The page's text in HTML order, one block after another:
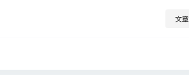
文章